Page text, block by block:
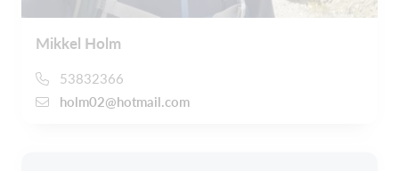
Mikkel Holm
53832366
holm02@hotmail.com